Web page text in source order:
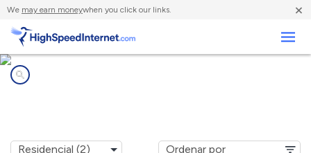
We may earn moneywhen you click our links. ×